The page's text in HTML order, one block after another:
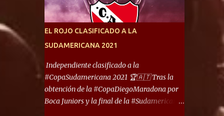
ello son protagonistas de un clásico de los
transitó por la primera división del fútbol
local durante muchos años. Dock Sud es otro
de los que comparten esas tierras, aunque el
foco de atención es la convivencia
Independiente - Racing. “No encuentro, más
EL ROJO CLASIFICADO A LA
SUDAMERICANA 2021
Independiente clasificado a la
#CopaSudamericana 2021 🏆🇦🇹 Tras la
obtención de la #CopaDiegoMaradona por
Boca Juniors y la final de la #Sudamericana